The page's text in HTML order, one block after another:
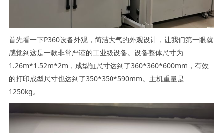
首先看一下P360设备外观，简洁大气的外观设计，让我们第一眼就
感觉到这是一款非常严谨的工业级设备。设备整体尺寸为
1.26m*1.52m*2m，成型缸尺寸达到了360*360*600mm，有效
的打印成型尺寸也达到了350*350*590mm。主机重量是
1250kg。